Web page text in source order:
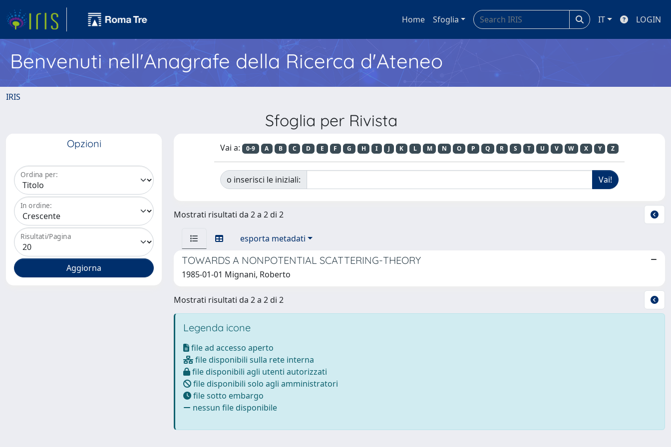
Home Sfoglia IT LOGIN
Benvenuti nell'Anagrafe della Ricerca d'Ateneo
IRIS
Sfoglia per Rivista
Opzioni
Ordina per:
In ordine:
Risultati/Pagina
Vai a: 0-9 A B C D E F G H I J K L M N O P Q R S T U V W X Y Z
o inserisci le iniziali:
Mostrati risultati da 2 a 2 di 2
esporta metadati
TOWARDS A NONPOTENTIAL SCATTERING-THEORY
1985-01-01 Mignani, Roberto
Mostrati risultati da 2 a 2 di 2
Legenda icone
file ad accesso aperto
file disponibili sulla rete interna
file disponibili agli utenti autorizzati
file disponibili solo agli amministratori
file sotto embargo
nessun file disponibile